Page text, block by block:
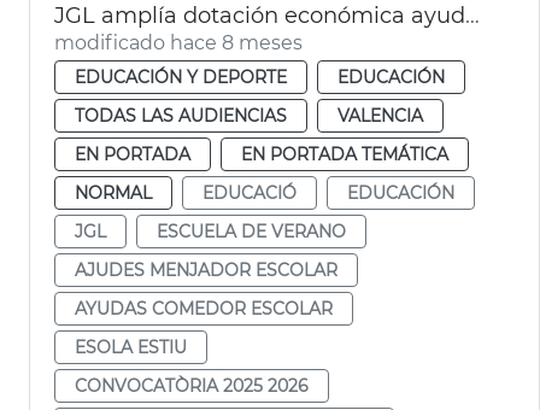
JGL amplía dotación económica ayudes comedor y escuela de verano
modificado hace 8 meses
EDUCACIÓN Y DEPORTE
EDUCACIÓN
TODAS LAS AUDIENCIAS
VALENCIA
EN PORTADA
EN PORTADA TEMÁTICA
NORMAL
EDUCACIÓ
EDUCACIÓN
JGL
ESCUELA DE VERANO
AJUDES MENJADOR ESCOLAR
AYUDAS COMEDOR ESCOLAR
ESOLA ESTIU
CONVOCATÒRIA 2025 2026